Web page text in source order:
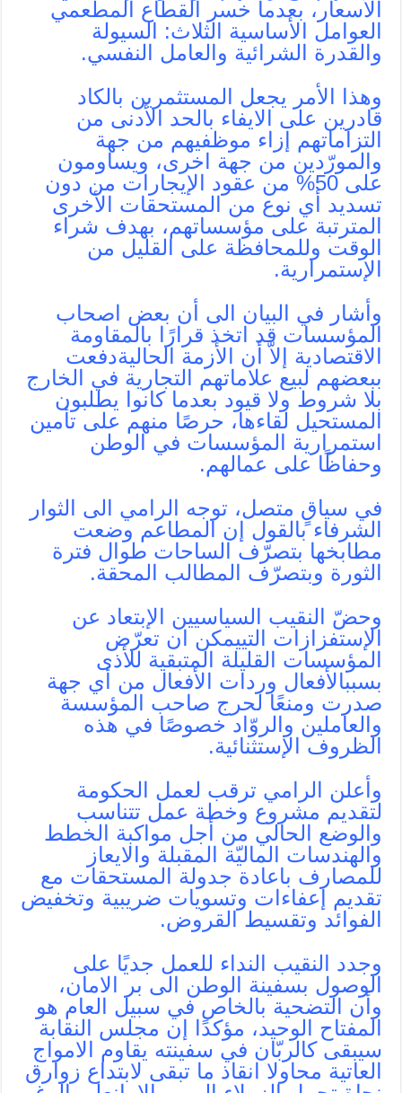
الأسعار، بعدما خسر القطاع المطعمي
العوامل الأساسية الثلاث: السيولة
والقدرة الشرائية والعامل النفسي.
وهذا الأمر يجعل المستثمرين بالكاد
قادرين على الايفاء بالحد الأدنى من
التزاماتهم إزاء موظفيهم من جهة
والمورّدين من جهة اخرى، ويساومون
على 50% من عقود الإيجارات من دون
تسديد أي نوع من المستحقات الأخرى
المترتبة على مؤسساتهم، بهدف شراء
الوقت وللمحافظة على القليل من
الإستمرارية.
وأشار في البيان الى أن بعض اصحاب
المؤسسات قد اتخذ قرارًا بالمقاومة
الاقتصادية إلاّ أن الأزمة الحاليةدفعت
ببعضهم لبيع علاماتهم التجارية في الخارج
بلا شروط ولا قيود بعدما كانوا يطلبون
المستحيل لقاءها، حرصًا منهم على تأمين
استمرارية المؤسسات في الوطن
وحفاظًا على عمالهم.
في سياقٍ متصل، توجه الرامي الى الثوار
الشرفاء بالقول إن المطاعم وضعت
مطابخها بتصرّف الساحات طوال فترة
الثورة وبتصرّف المطالب المحقة.
وحضّ النقيب السياسيين الإبتعاد عن
الإستفزازات التييمكن ان تعرّض
المؤسسات القليلة المتبقية للأذى
بسببالأفعال وردات الأفعال من أي جهة
صدرت ومنعًا لحرج صاحب المؤسسة
والعاملين والروّاد خصوصًا في هذه
الظروف الإستثنائية.
وأعلن الرامي ترقب لعمل الحكومة
لتقديم مشروع وخطة عمل تتناسب
والوضع الحالي من أجل مواكبة الخطط
والهندسات الماليّة المقبلة والايعاز
للمصارف باعادة جدولة المستحقات مع
تقديم إعفاءات وتسويات ضريبية وتخفيض
الفوائد وتقسيط القروض.
وجدد النقيب النداء للعمل جديًا على
الوصول بسفينة الوطن الى بر الامان،
وأن التضحية بالخاص في سبيل العام هو
المفتاح الوحيد، مؤكدًا إن مجلس النقابة
سيبقى كالربّان في سفينته يقاوم الامواج
العاتية محاولا انقاذ ما تبقى لابتداع زوارق